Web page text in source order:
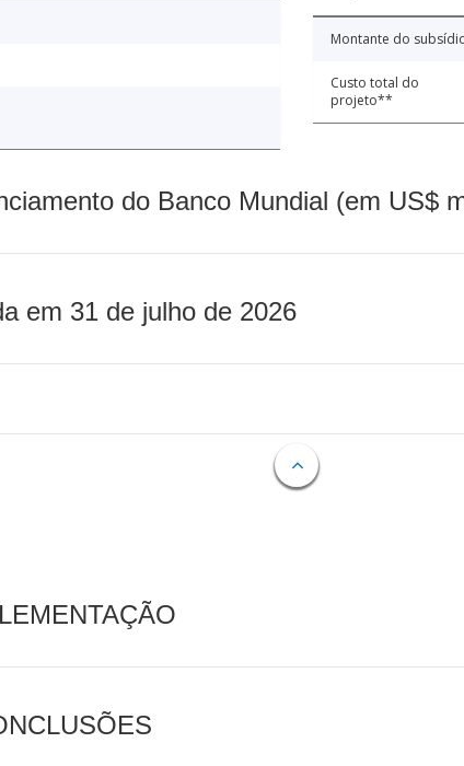
Montante do
Custo total do
projeto**
do Banco Mundial (em US$
em 31 de julho de 2026